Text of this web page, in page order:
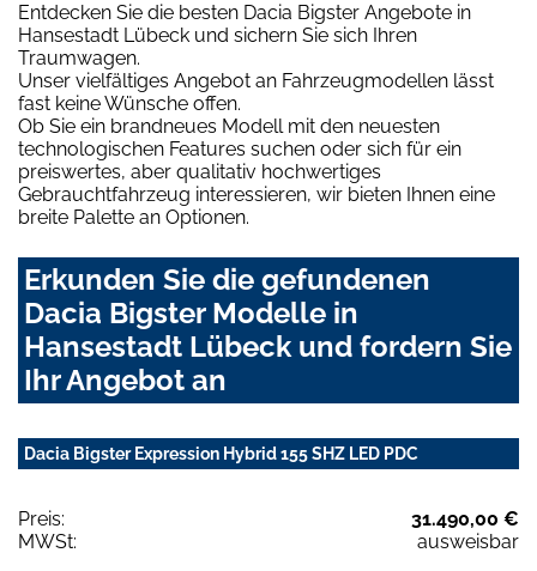
Entdecken Sie die besten Dacia Bigster Angebote in
Hansestadt Lübeck und sichern Sie sich Ihren
Traumwagen.
Unser vielfältiges Angebot an Fahrzeugmodellen lässt
fast keine Wünsche offen.
Ob Sie ein brandneues Modell mit den neuesten
technologischen Features suchen oder sich für ein
preiswertes, aber qualitativ hochwertiges
Gebrauchtfahrzeug interessieren, wir bieten Ihnen eine
breite Palette an Optionen.
Erkunden Sie die gefundenen
Dacia Bigster Modelle in
Hansestadt Lübeck und fordern Sie
Ihr Angebot an
Dacia Bigster Expression Hybrid 155 SHZ LED PDC
Preis:
31.490,00 €
MWSt:
ausweisbar